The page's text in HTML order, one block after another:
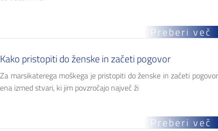
Preberi več
Kako pristopiti do ženske in začeti pogovor
Za marsikaterega moškega je pristopiti do ženske in začeti pogovor
ena izmed stvari, ki jim povzročajo največ ži
Preberi več